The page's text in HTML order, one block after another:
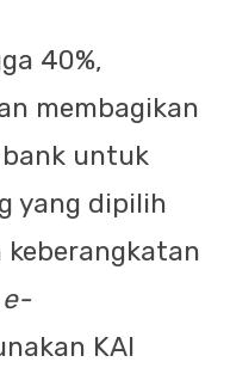
40%,
membagikan
untuk
yang dipilih
keberangkatan
e-
KAI